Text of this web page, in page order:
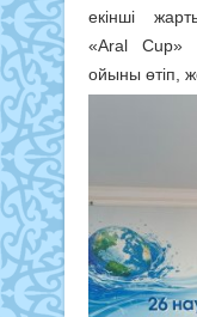
екінші
«Aral Cup»
ойыны өтіп,